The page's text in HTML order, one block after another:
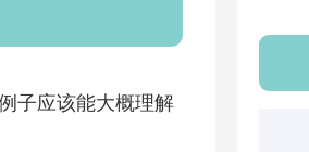
子应该能大概理解